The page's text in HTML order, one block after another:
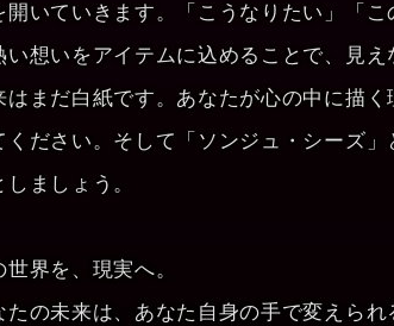
開いていきます。「こうなりたい」「
い想いをアイテムに込めることで、見え
はまだ白紙です。あなたが心の中に描く
ください。そして「ソンジュ・シーズ
しましょう。
世界を、現実へ。
たの未来は、あなた自身の手で変えられ